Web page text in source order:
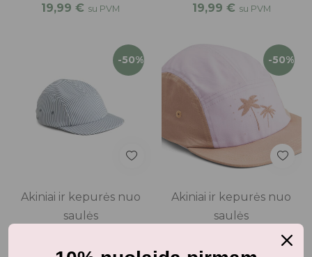
19,99€ su PVM
19,99 € su PVM
-50%
Akiniai ir kepurės nuo
saulės
WAVE/CREME DE LA
-50%
Akiniai ir kepurės nuo
saulės
LIEWOOD vaikiška
kepurė su snapeliu -